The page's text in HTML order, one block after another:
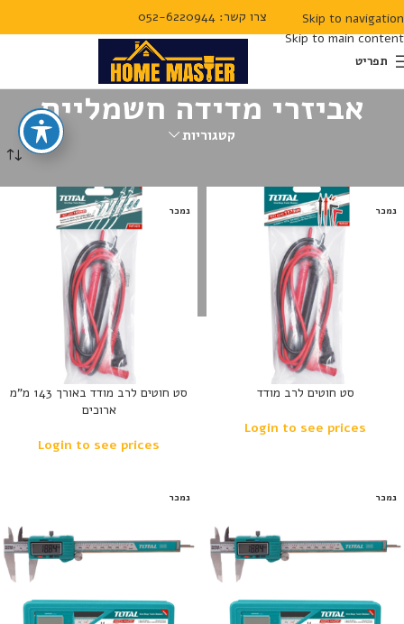
Skip to navigation
Skip to main content
צרו קשר: 052-6220944
תפריט
אביזרי מדידה חשמליים
קטגוריות
נמכר
סט חוטים לרב מודד
Login to see prices
נמכר
סט חוטים לרב מודד באורך 143 מ”מ
ארוכים
Login to see prices
נמכר נמכר